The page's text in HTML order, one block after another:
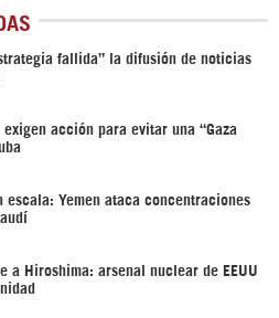
fallida” la difusión de noticias
exigen acción para evitar una “Gaza
escala: Yemen ataca concentraciones
a Hiroshima: arsenal nuclear de EEUU